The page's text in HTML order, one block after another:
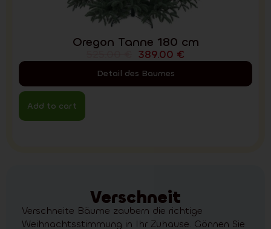
Oregon Tanne 180 cm
389.00 €
Detail des Baumes
Add to cart
Verschneit
Verschneite Bäume zaubern die richtige
Weihnachtsstimmung in Ihr Zuhause. Gönnen Sie